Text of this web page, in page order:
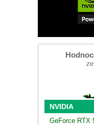
NVIDIA
GeForce RTX